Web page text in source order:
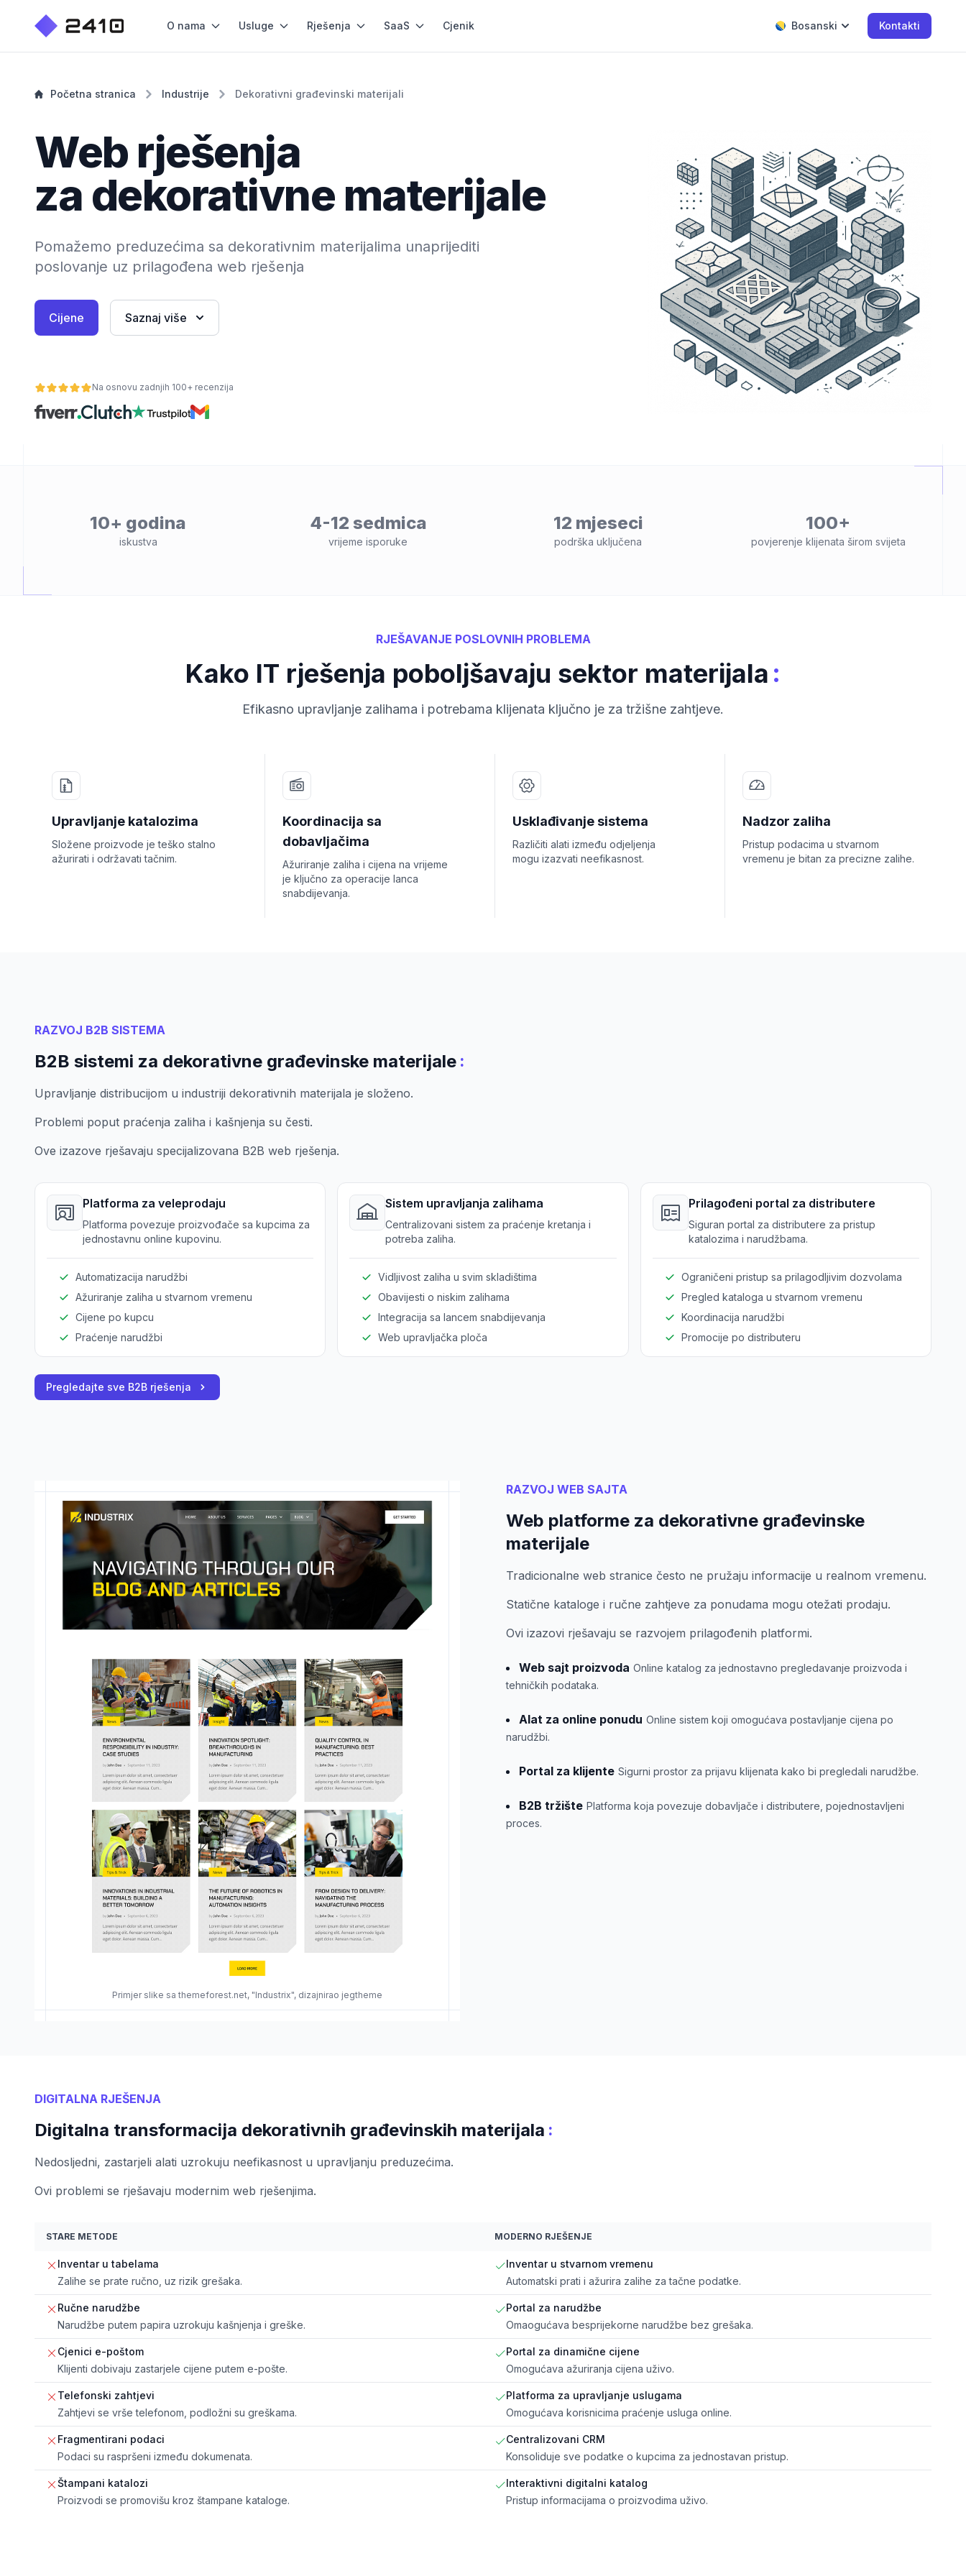
O nama Usluge Rješenja SaaS Cjenik Bosanski Kontakti
Početna stranica Industrije Dekorativni građevinski materijali
Web rješenja
za dekorativne materijale
Pomažemo preduzećima sa dekorativnim materijalima unaprijediti
poslovanje uz prilagođena web rješenja
Cijene Saznaj više
Na osnovu zadnjih 100+ recenzija
10+ godina
iskustva
4-12 sedmica
vrijeme isporuke
12 mjeseci
podrška uključena
100+
povjerenje klijenata širom svijeta
RJEŠAVANJE POSLOVNIH PROBLEMA
Kako IT rješenja poboljšavaju sektor materijala :
Efikasno upravljanje zalihama i potrebama klijenata ključno je za tržišne zahtjeve.
Upravljanje katalozima
Složene proizvode je teško stalno
ažurirati i održavati tačnim.
Koordinacija sa
dobavljačima
Ažuriranje zaliha i cijena na vrijeme
je ključno za operacije lanca
snabdijevanja.
Usklađivanje sistema
Različiti alati između odjeljenja
mogu izazvati neefikasnost.
Nadzor zaliha
Pristup podacima u stvarnom
vremenu je bitan za precizne zalihe.
RAZVOJ B2B SISTEMA
B2B sistemi za dekorativne građevinske materijale :
Upravljanje distribucijom u industriji dekorativnih materijala je složeno.
Problemi poput praćenja zaliha i kašnjenja su česti.
Ove izazove rješavaju specijalizovana B2B web rješenja.
Platforma za veleprodaju
Platforma povezuje proizvođače sa kupcima za
jednostavnu online kupovinu.
Automatizacija narudžbi
Ažuriranje zaliha u stvarnom vremenu
Cijene po kupcu
Praćenje narudžbi
Sistem upravljanja zalihama
Centralizovani sistem za praćenje kretanja i
potreba zaliha.
Vidljivost zaliha u svim skladištima
Obavijesti o niskim zalihama
Integracija sa lancem snabdijevanja
Web upravljačka ploča
Prilagođeni portal za distributere
Siguran portal za distributere za pristup
katalozima i narudžbama.
Ograničeni pristup sa prilagodljivim dozvolama
Pregled kataloga u stvarnom vremenu
Koordinacija narudžbi
Promocije po distributeru
Pregledajte sve B2B rješenja
Primjer slike sa themeforest.net, "Industrix", dizajnirao jegtheme
RAZVOJ WEB SAJTA
Web platforme za dekorativne građevinske
materijale
Tradicionalne web stranice često ne pružaju informacije u realnom vremenu.
Statične kataloge i ručne zahtjeve za ponudama mogu otežati prodaju.
Ovi izazovi rješavaju se razvojem prilagođenih platformi.
Web sajt proizvoda Online katalog za jednostavno pregledavanje proizvoda i
tehničkih podataka.
Alat za online ponudu Online sistem koji omogućava postavljanje cijena po
narudžbi.
Portal za klijente Sigurni prostor za prijavu klijenata kako bi pregledali narudžbe.
B2B tržište Platforma koja povezuje dobavljače i distributere, pojednostavljeni
proces.
DIGITALNA RJEŠENJA
Digitalna transformacija dekorativnih građevinskih materijala :
Nedosljedni, zastarjeli alati uzrokuju neefikasnost u upravljanju preduzećima.
Ovi problemi se rješavaju modernim web rješenjima.
STARE METODE MODERNO RJEŠENJE
Inventar u tabelama
Zalihe se prate ručno, uz rizik grešaka.
Inventar u stvarnom vremenu
Automatski prati i ažurira zalihe za tačne podatke.
Ručne narudžbe
Narudžbe putem papira uzrokuju kašnjenja i greške.
Portal za narudžbe
Omaogućava besprijekorne narudžbe bez grešaka.
Cjenici e-poštom
Klijenti dobivaju zastarjele cijene putem e-pošte.
Portal za dinamične cijene
Omogućava ažuriranja cijena uživo.
Telefonski zahtjevi
Zahtjevi se vrše telefonom, podložni su greškama.
Platforma za upravljanje uslugama
Omogućava korisnicima praćenje usluga online.
Fragmentirani podaci
Podaci su raspršeni između dokumenata.
Centralizovani CRM
Konsoliduje sve podatke o kupcima za jednostavan pristup.
Štampani katalozi
Proizvodi se promovišu kroz štampane kataloge.
Interaktivni digitalni katalog
Pristup informacijama o proizvodima uživo.